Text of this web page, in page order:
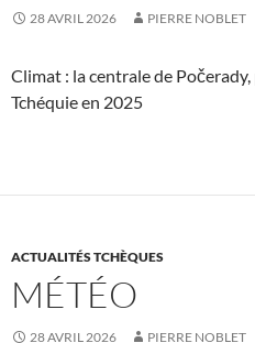
28 AVRIL 2026 PIERRE NOBLET
Climat : la centrale de
Tchéquie en 2025
ACTUALITÉS TCHÈQUES
MÉTÉO
28 AVRIL 2026 PIERRE NOBLET